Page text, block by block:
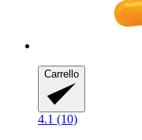
Carrello
4.1 (10)